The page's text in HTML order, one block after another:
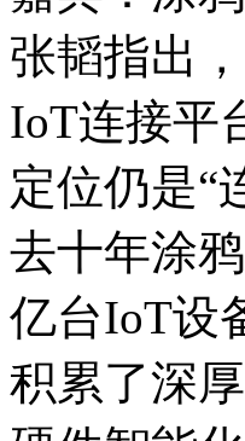
张韬指出
IoT连接平
定位仍是“
去十年涂
亿台IoT设
积累了深